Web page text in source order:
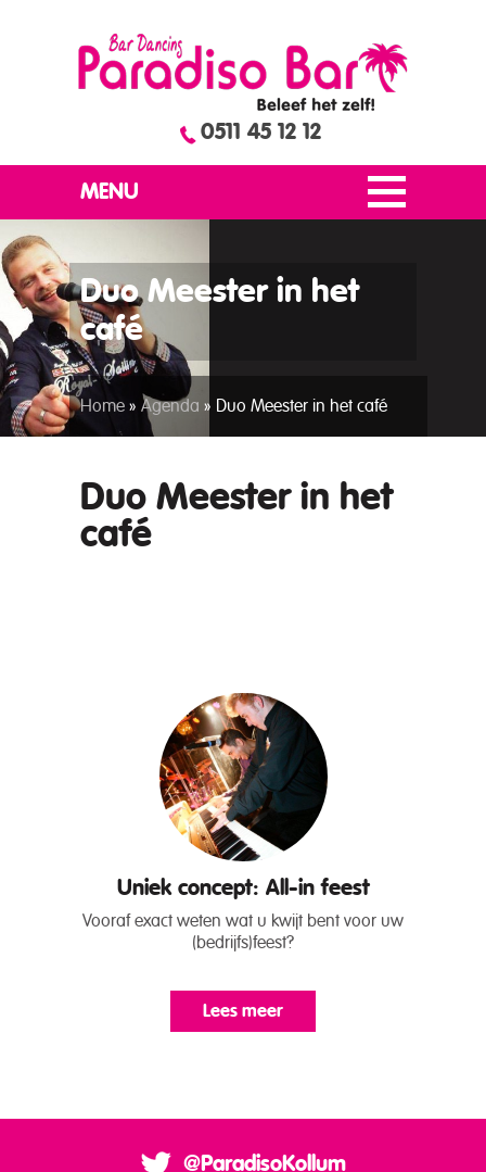
0511 45 12 12
MENU
Duo Meester in het
café
Home » Agenda » Duo Meester in het café
Duo Meester in het
café
Uniek concept: All-in feest
Vooraf exact weten wat u kwijt bent voor uw
(bedrijfs)feest?
Lees meer
@ParadisoKollum